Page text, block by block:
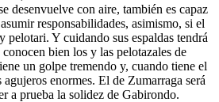
desenvuelve con aire, también es capaz
responsabilidades, asimismo, si el
pelotari. Y cuidando sus espaldas tendrá
bien los y las pelotazales de
un golpe tremendo y, cuando tiene el
enormes. El de Zumarraga será
a prueba la solidez de Gabirondo.